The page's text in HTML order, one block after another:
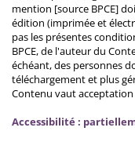
mention [source BPCE]
édition (imprimée et
pas les présentes
BPCE, de l'auteur du
échéant, des personnes
téléchargement et plus
Contenu vaut
Accessibilité :